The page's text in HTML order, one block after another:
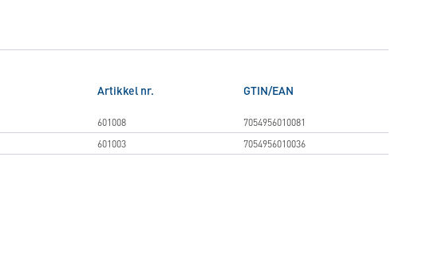
Artikkel nr. GTIN/EAN
601008
7054956010081
601003 7054956010036